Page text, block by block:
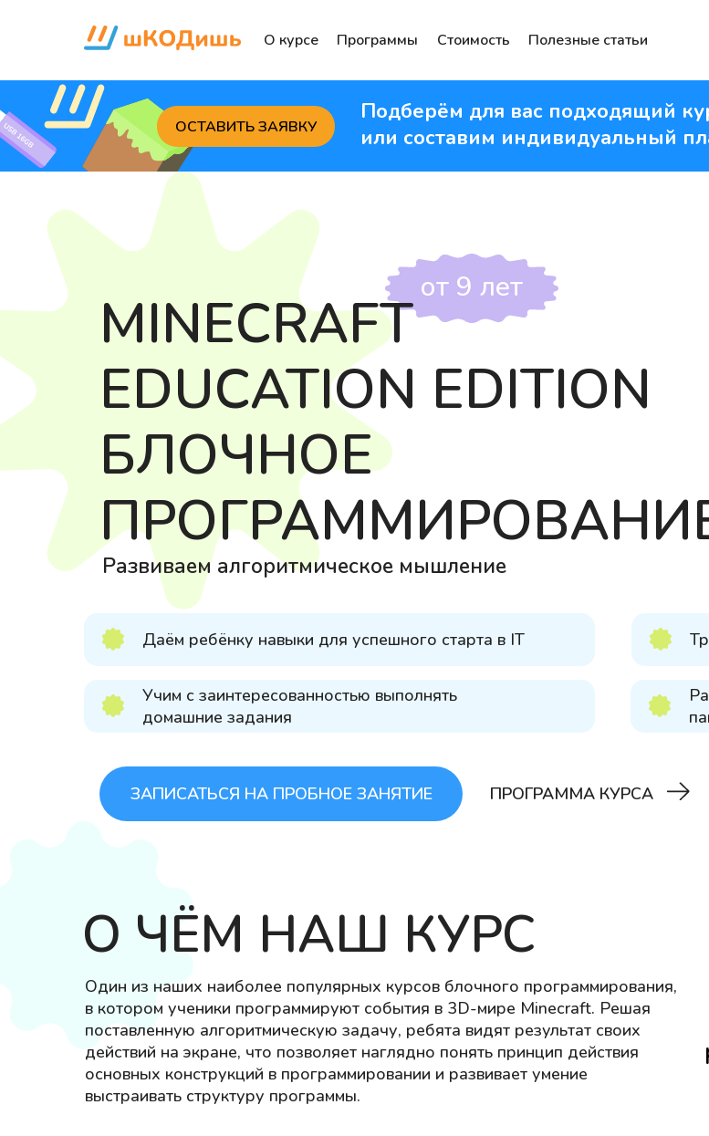
Полезные статьи
Стоимость
Программы
О курсе
Подберём для вас подходящий
или составим индивидуальный
ОСТАВИТЬ ЗАЯВКУ
ПРОГРАММА КУРСА
ЗАПИСАТЬСЯ НА ПРОБНОЕ ЗАНЯТИЕ
Учим с заинтересованностью выполнять
домашние задания
Даём ребёнку навыки для успешного старта в IT
от 9 лет
Развиваем алгоритмическое мышление
MINECRAFT
EDUCATION EDITION
БЛОЧНОЕ
Один из наших наиболее популярных курсов блочного программирования,
в котором ученики программируют события в 3D-мире Minecraft. Решая
поставленную алгоритмическую задачу, ребята видят результат своих
действий на экране, что позволяет наглядно понять принцип действия
основных конструкций в программировании и развивает умение
выстраивать структуру программы.
О ЧЁМ НАШ КУРС